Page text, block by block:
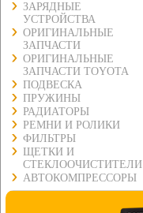
ЗАРЯДНЫЕ
УСТРОЙСТВА
ОРИГИНАЛЬНЫЕ
ЗАПЧАСТИ
ОРИГИНАЛЬНЫЕ
ЗАПЧАСТИ TOYOTA
ПОДВЕСКА
ПРУЖИНЫ
РАДИАТОРЫ
РЕМНИ И РОЛИКИ
ФИЛЬТРЫ
ЩЕТКИ И
СТЕКЛООЧИСТИТЕЛИ
АВТОКОМПРЕССОРЫ